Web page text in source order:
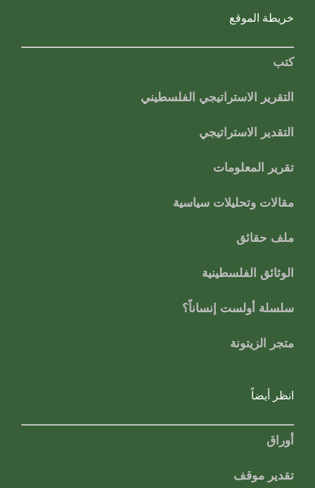
خريطة الموقع
كتب
التقرير الاستراتيجي الفلسطيني
التقدير الاستراتيجي
تقرير المعلومات
مقالات وتحليلات سياسية
ملف حقائق
الوثائق الفلسطينية
سلسلة أولست إنساناً؟
متجر الزيتونة
انظر أيضاً
أوراق
تقدير موقف